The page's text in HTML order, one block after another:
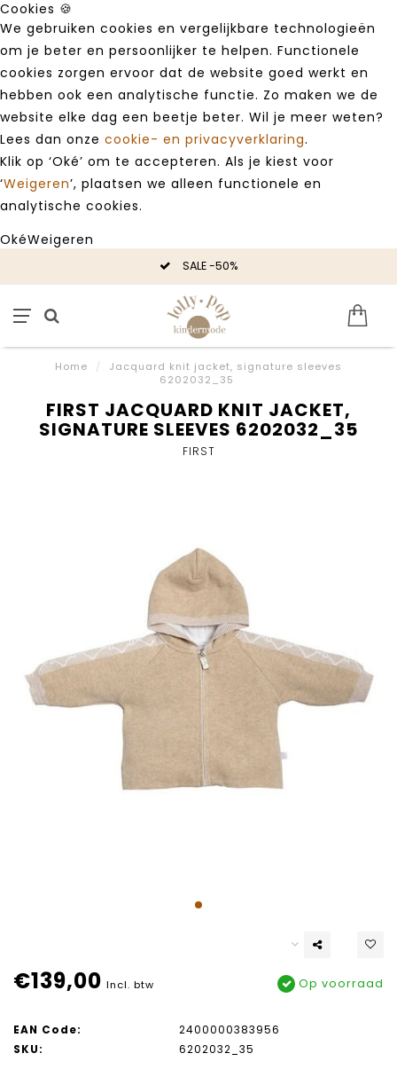
Cookies 🍪
We gebruiken cookies en vergelijkbare technologieën
om je beter en persoonlijker te helpen. Functionele
cookies zorgen ervoor dat de website goed werkt en
hebben ook een analytische functie. Zo maken we de
website elke dag een beetje beter. Wil je meer weten?
Lees dan onze cookie- en privacyverklaring.
Klik op ‘Oké’ om te accepteren. Als je kiest voor
‘Weigeren’, plaatsen we alleen functionele en
analytische cookies.
OkéWeigeren
SALE -50%
Home /
Jacquard knit jacket, signature sleeves
6202032_35
FIRST JACQUARD KNIT JACKET,
SIGNATURE SLEEVES 6202032_35
FIRST
€139,00 Incl. btw Op voorraad
EAN Code:
2400000383956
SKU:
6202032_35